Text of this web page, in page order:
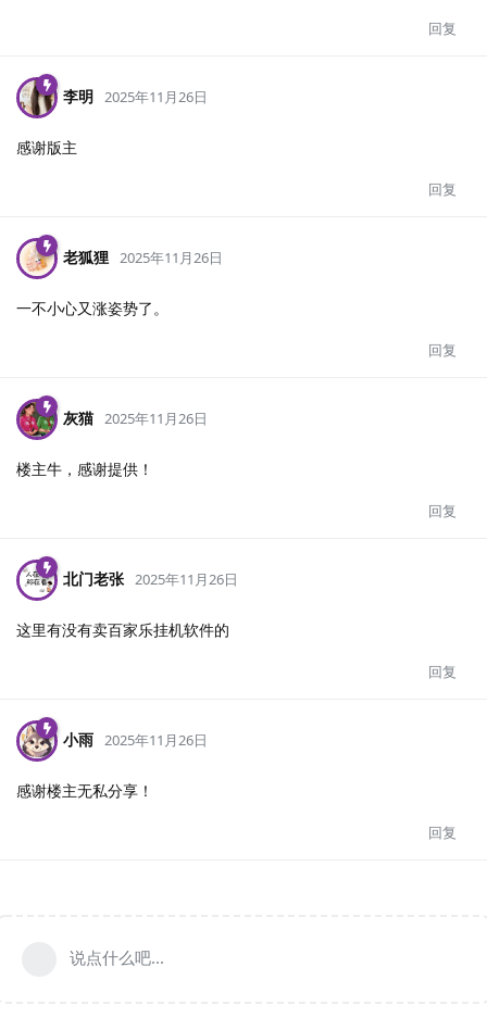
回复
李明 2025年11月26日
感谢版主
回复
老狐狸 2025年11月26日
一不小心又涨姿势了。
回复
灰猫 2025年11月26日
楼主牛，感谢提供！
回复
北门老张 2025年11月26日
这里有没有卖百家乐挂机软件的
回复
小雨 2025年11月26日
感谢楼主无私分享！
回复
说点什么吧...